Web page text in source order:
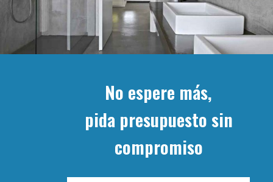
No espere más,
pida presupuesto sin
compromiso